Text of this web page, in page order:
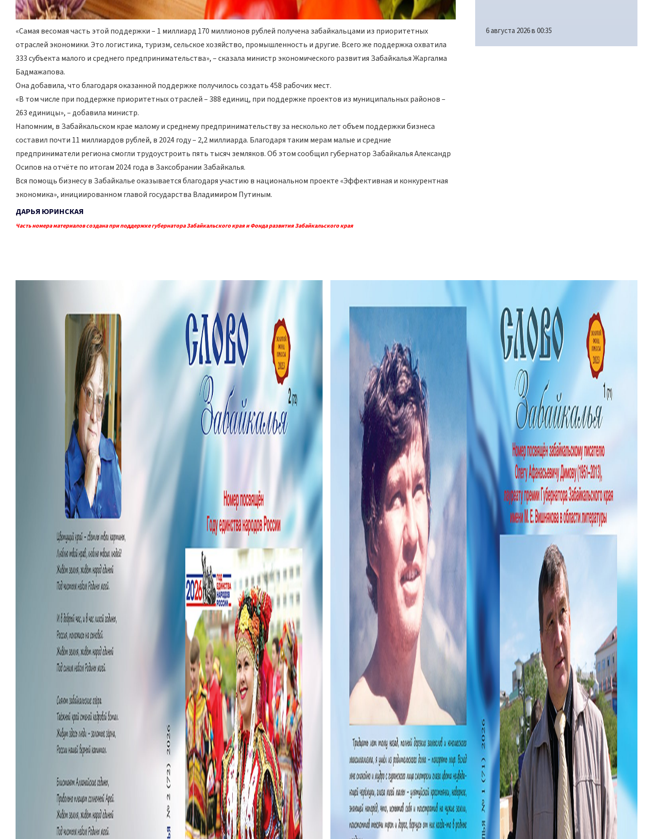
«Самая весомая часть этой поддержки – 1 миллиард 170 миллионов рублей получена забайкальцами из приоритетных
отраслей экономики. Это логистика, туризм, сельское хозяйство, промышленность и другие. Всего же поддержка охватила
333 субъекта малого и среднего предпринимательства», – сказала министр экономического развития Забайкалья Жаргалма
Бадмажапова.
Она добавила, что благодаря оказанной поддержке получилось создать 458 рабочих мест.
«В том числе при поддержке приоритетных отраслей – 388 единиц, при поддержке проектов из муниципальных районов –
263 единицы», – добавила министр.
Напомним, в Забайкальском крае малому и среднему предпринимательству за несколько лет объем поддержки бизнеса
составил почти 11 миллиардов рублей, в 2024 году – 2,2 миллиарда. Благодаря таким мерам малые и средние
предприниматели региона смогли трудоустроить пять тысяч земляков. Об этом сообщил губернатор Забайкалья Александр
Осипов на отчёте по итогам 2024 года в Заксобрании Забайкалья.
Вся помощь бизнесу в Забайкалье оказывается благодаря участию в национальном проекте «Эффективная и конкурентная
экономика», инициированном главой государства Владимиром Путиным.
ДАРЬЯ ЮРИНСКАЯ
Часть номера материалов создана при поддержке губернатора Забайкальского края и Фонда развития Забайкальского края
6 августа 2026 в 00:35